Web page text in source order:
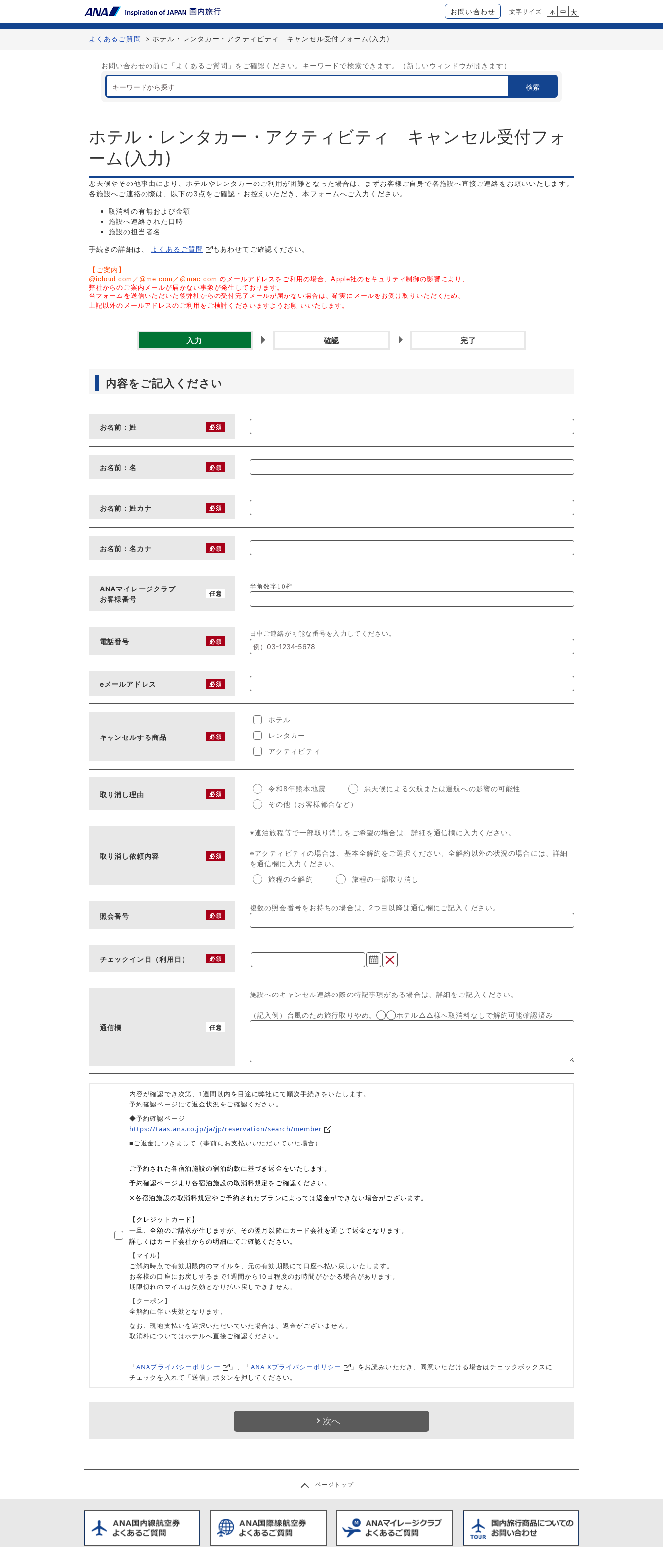
お問い合わせ 文字サイズ 小 中 大
よくあるご質問 > ホテル・レンタカー・アクティビティ キャンセル受付フォーム ( 入力 )
お問い合わせの前に「よくあるご質問」をご確認ください。キーワードで検索できます。（新しいウィンドウが開きます）
検索
ホテル・レンタカー・アクティビティ キャンセル受付フォ
ーム(入力)
悪天候やその他事由により、ホテルやレンタカーのご利用が困難となった場合は、まずお客様ご自身で各施設へ直接ご連絡をお願いいたします。
各施設へご連絡の際は、以下の3点をご確認・お控えいただき、本フォームへご入力ください。
取消料の有無および金額
施設へ連絡された日時
施設の担当者名
手続きの詳細は、 よくあるご質問 もあわせてご確認ください。
【ご案内】
@icloud.com／@me.com／@mac.com のメールアドレスをご利用の場合、Apple社のセキュリティ制御の影響により、
弊社からのご案内メールが届かない事象が発生しております。
当フォームを送信いただいた後弊社からの受付完了メールが届かな い場合は、確実にメールをお受け取りいただくため、
上記以外のメールアドレスのご利用をご検討くださいますようお願 いいたします。
入力 確認 完了
内容をご記入ください
お名前：姓 必須
お名前：名 必須
お名前：姓カナ 必須
お名前：名カナ 必須
ANAマイレージクラブ
お客様番号
任意
半角数字10桁
電話番号 必須
日中ご連絡が可能な番号を入力してください。
eメールアドレス 必須
キャンセルする商品 必須
ホテル
レンタカー
アクティビティ
取り消し理由 必須
令和8年熊本地震
悪天候による欠航または運航への影響の可能性
その他（お客様都合など）
取り消し依頼内容 必須
※アクティビティの場合は、基本全解約をご選択ください。全解約以外の状況の場合には、詳細
を通信欄に入力ください。
旅程の全解約
旅程の一部取り消し
照会番号 必須
複数の照会番号をお持ちの場合は、2つ目以降は通信欄にご記入ください。
チェックイン日（利用日） 必須
通信欄 任意
（記入例）台風のため旅行取りやめ。◯◯ホテル△△様へ取消料なしで解約可能確認済み
内容が確認でき次第、1週間以内を目途に弊社にて順次手続きをいたします。
予約確認ページにて返金状況をご確認ください。
◆予約確認ページ
https://taas.ana.co.jp/ja/jp/reservation/search/member
■ご返金につきまして（事前にお支払いいただいていた場合）
ご予約された各宿泊施設の宿泊約款に基づき返金をいたします。
予約確認ページより各宿泊施設の取消料規定をご確認ください。
※各宿泊施設の取消料規定やご予約されたプランによっては返金ができない場合がございます。
【クレジットカード】
一旦、全額のご請求が生じますが、その翌月以降にカード会社を通じて返金となります。
詳しくはカード会社からの明細にてご確認ください。
【マイル】
ご解約時点で有効期限内のマイルを、元の有効期限にて口座へ払い戻しいたします。
お客様の口座にお戻しするまで1週間から10日程度のお時間がかかる場合があります。
期限切れのマイルは失効となり払い戻しできません。
【クーポン】
全解約に伴い失効となります。
なお、現地支払いを選択いただいていた場合は、返金がございません。
取消料についてはホテルへ直接ご確認ください。
「ANAプライバシーポリシー 」、「ANA Xプライバシーポリシー
」をお読みいただき、同意いただける場合はチェックボックスに
チェックを入れて「送信」ボタンを押してください。
次へ
ページトップ